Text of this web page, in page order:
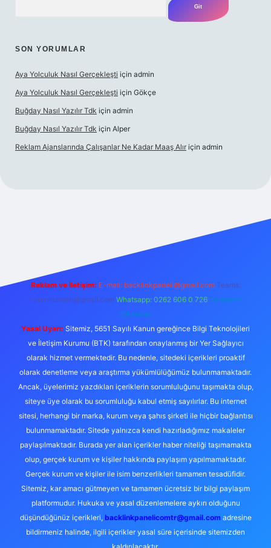
SON YORUMLAR
Aya Yolculuk Nasıl Gerçekleşti için admin
Aya Yolculuk Nasıl Gerçekleşti için Gökçe
Buğday Nasıl Yazılır Tdk için admin
Buğday Nasıl Yazılır Tdk için Alper
Reklam Ajanslarında Çalışanlar Ne Kadar Maaş Alır için admin
Reklam ve İletişim: E-mail: backlinkpaneli@gmail.com Teams:
forumhizmeti@gmail.com Whatsapp: 0262 606 0 726 Telegram:
@karabul
Yasal Uyarı: Sitemiz, 5651 Sayılı Kanun gereğince Bilgi Teknolojileri
ve İletişim Kurumu (BTK) tarafından onaylanmış bir Yer Sağlayıcı
olarak hizmet vermektedir. Bu nedenle, sitedeki içerikleri proaktif
olarak denetleme veya araştırma yükümlülüğümüz bulunmamaktadır.
Ancak, üyelerimiz yazdıkları içeriklerin sorumluluğunu taşımakta olup,
siteye üye olarak bu sorumluluğu kabul etmiş sayılırlar. Bu internet
sitesi, herhangi bir marka, kurum veya şahıs şirketi ile hiçbir bağlantısı
bulunmamaktadır. Sitede yalnızca kendi hazırladığımız makaleler
paylaşılmaktadır. Burada yer alan içerikler haber niteliği taşımamakta
olup, gerçek kurum ve kişiler hakkında paylaşım yapılmamaktadır.
Gerçek kurum ve kişiler ile isim benzerlikleri tamamen tesadüfidir.
Sitemiz, kar amacı gütmeyen ve tamamen ücretsiz bir bilgi paylaşım
platformudur. Hukuka ve yasal düzenlemelere aykırı olduğunu
düşündüğünüz içerikleri, backlinkpanelicomtr@gmail.comadresine
bildirmeniz halinde, ilgili içerikler yasal süre içerisinde sitemizden